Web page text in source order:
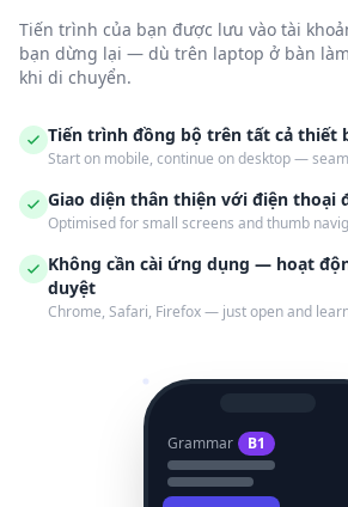
Tiến trình của bạn được lưu vào tài
bạn dừng lại — dù trên laptop ở bàn
khi di chuyển.
Tiến trình đồng bộ trên tất cả thiết
Start on mobile, continue on desktop —
Giao diện thân thiện với điện thoại
Optimised for small screens and thumb
Không cần cài ứng dụng — hoạt
duyệt
Chrome, Safari, Firefox — just open and
Grammar B1